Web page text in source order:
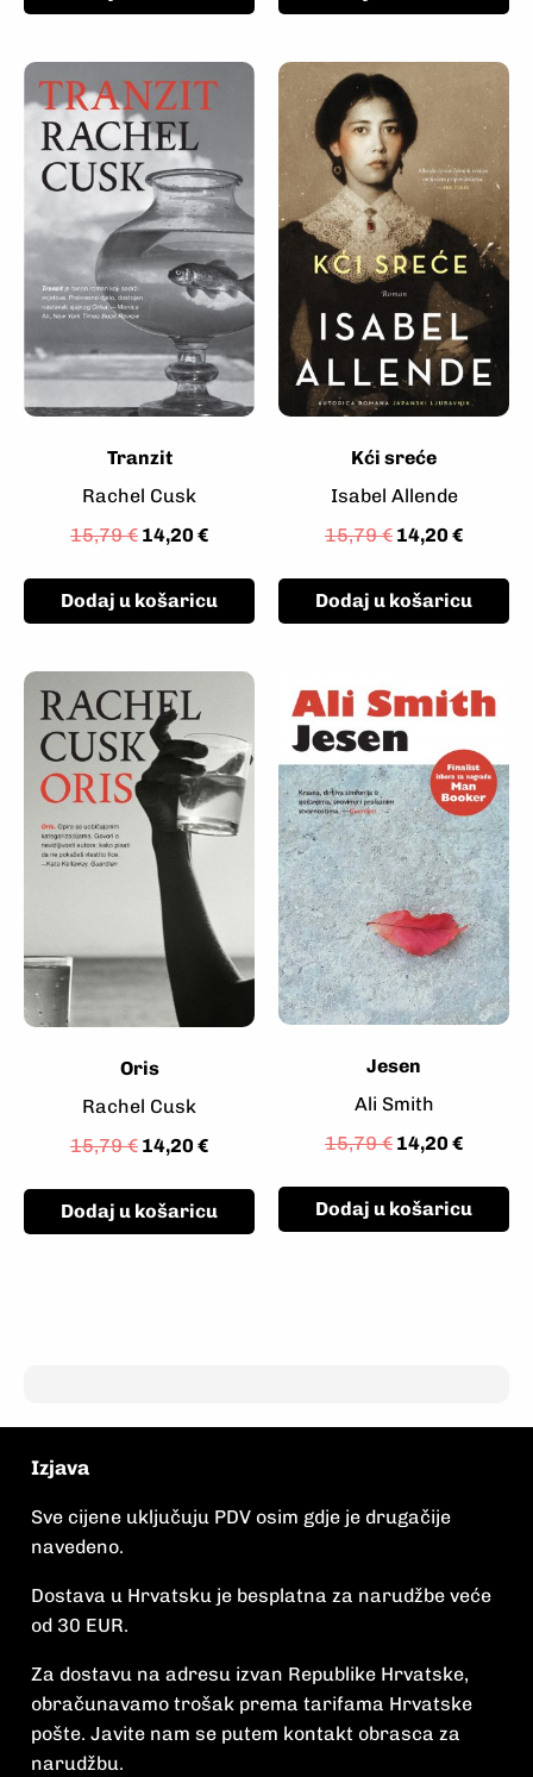
Tranzit
Rachel Cusk
15,79€ 14,20 €
Dodaj u košaricu
Kći sreće
Isabel Allende
15,79€ 14,20 €
Dodaj u košaricu
Oris
Rachel Cusk
15,79€ 14,20 €
Dodaj u košaricu
Jesen
Ali Smith
15,79€ 14,20 €
Dodaj u košaricu
Izjava
Sve cijene uključuju PDV osim gdje je drugačije
navedeno.
Dostava u Hrvatsku je besplatna za narudžbe veće
od 30 EUR.
Za dostavu na adresu izvan Republike Hrvatske,
obračunavamo trošak prema tarifama Hrvatske
pošte. Javite nam se putem kontakt obrasca za
narudžbu.